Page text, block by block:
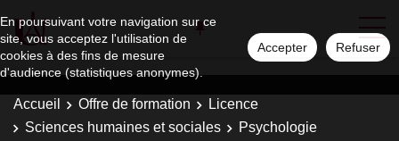
En poursuivant votre navigation sur ce
site, vous acceptez l'utilisation de
cookies à des fins de mesure
d'audience (statistiques anonymes).
Accepter Refuser
Accueil Offre de formation
Licence
Sciences humaines et sociales
Psychologie